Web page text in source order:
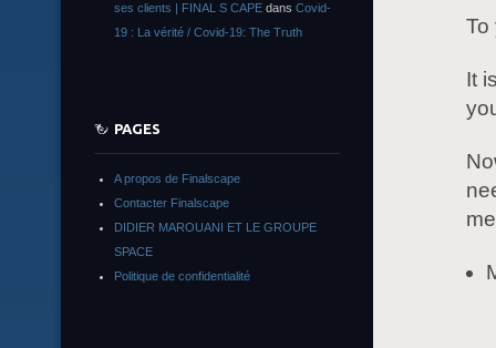
To
It
ses clients | FINAL S CAPE dans Covid-
19 : La vérité / Covid-19: The Truth
PAGES
A propos de Finalscape
Contacter Finalscape
DIDIER MAROUANI ET LE GROUPE
SPACE
Politique de confidentialité